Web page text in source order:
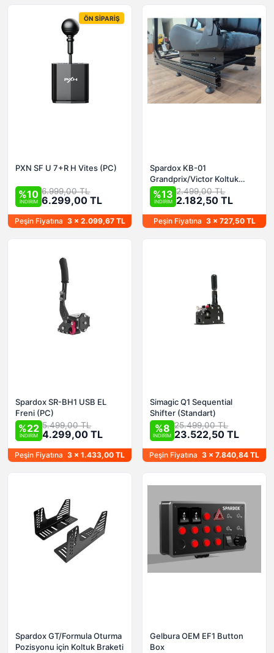
ÖN SIPARIŞ
PXN SF U 7+R H Vites (PC)
%10
İNDİRİM
6.999,00 TL
6.299,00 TL
Peşin Fiyatına 3 x 2.099,67 TL
Spardox KB-01
Grandprix/Victor Koltuk
Braketi
%13
İNDİRİM
2.499,00 TL
2.182,50 TL
Peşin Fiyatına 3 x 727,50 TL
Spardox SR-BH1 USB EL
Freni (PC)
%22
İNDİRİM
5.499,00 TL
4.299,00 TL
Peşin Fiyatına 3 x 1.433,00 TL
Simagic Q1 Sequential
Shifter (Standart)
%8
İNDİRİM
25.499,00 TL
23.522,50 TL
Peşin Fiyatına 3 x 7.840,84 TL
Spardox GT/Formula Oturma
Pozisyonu için Koltuk Braketi
Gelbura OEM EF1 Button
Box